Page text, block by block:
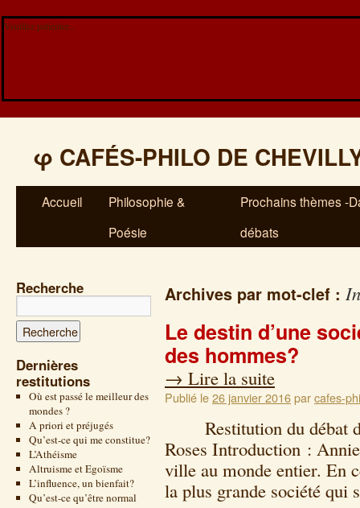
Veuillez patienter...
φ CAFÉS-PHILO DE
Accueil
Philosophie &
Poésie
Prochains thèmes -
débats
Recherche
Dernières
restitutions
Où est passé le meilleur des
mondes ?
A priori et préjugés
Qu’est-ce qui me constitue?
L’Athéisme
Altruisme et Egoïsme
L’influence, un bienfait?
Qu’est-ce qu’être normal
Archives par mot-clef :
Le destin d’une
des hommes?
→ Lire la suite
Publié le26 janvier 2016parcafes-
Restitution du débat
Roses Introduction :
ville au monde entier. En
la plus grande société